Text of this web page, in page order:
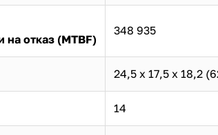
на отказ (MTBF)
348 935
24,5 х 17,5 х 18,2
14